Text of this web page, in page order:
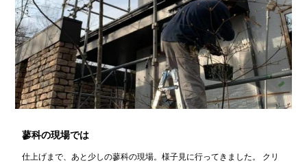
蓼科の現場では
仕上げまで、あと少しの蓼科の現場。様子見に行ってきました。 クリ